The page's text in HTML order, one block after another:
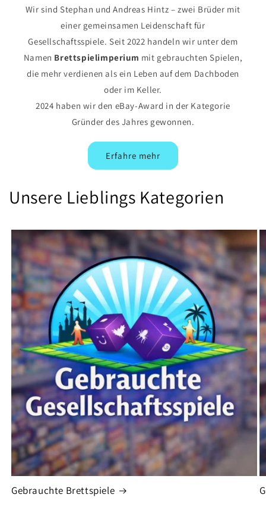
Wir sind Stephan und Andreas Hintz – zwei Brüder mit
einer gemeinsamen Leidenschaft für
Gesellschaftsspiele. Seit 2022 handeln wir unter dem
Namen Brettspielimperium mit gebrauchten Spielen,
die mehr verdienen als ein Leben auf dem Dachboden
oder im Keller.
2024 haben wir den eBay-Award in der Kategorie
Gründer des Jahres gewonnen.
Erfahre mehr
Unsere Lieblings Kategorien
Gebrauchte Brettspiele